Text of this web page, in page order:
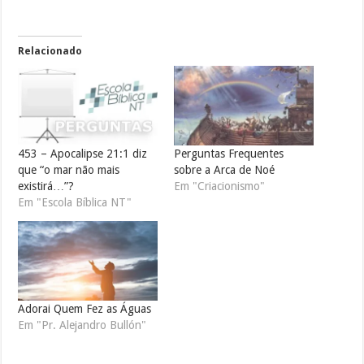
Relacionado
453 – Apocalipse 21:1 diz
que “o mar não mais
existirá…”?
Em "Escola Bíblica NT"
Perguntas Frequentes
sobre a Arca de Noé
Em "Criacionismo"
Adorai Quem Fez as Águas
Em "Pr. Alejandro Bullón"